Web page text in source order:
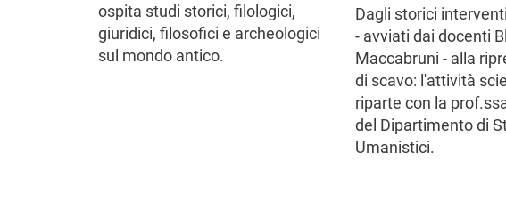
ospita studi storici, filologici,
giuridici, filosofici e archeologici
sul mondo antico.
Dagli storici
- avviati dai docenti
Maccabruni - alla
di scavo: l'attività
riparte con la
del Dipartimento di
Umanistici.